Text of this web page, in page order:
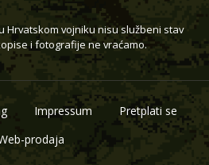
Hrvatskom vojniku nisu službeni stav
i fotografije ne vraćamo.
Impressum
Pretplati se
prodaja